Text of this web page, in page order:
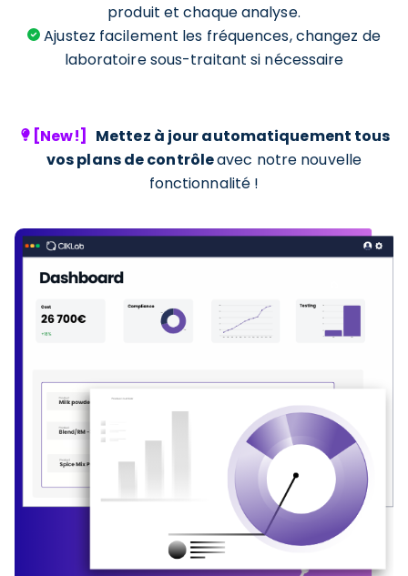
produit et chaque analyse.
Ajustez facilement les fréquences, changez de
laboratoire sous-traitant si nécessaire
[New!] Mettez à jour automatiquement tous
vos plans de contrôleavec notre nouvelle
fonctionnalité !